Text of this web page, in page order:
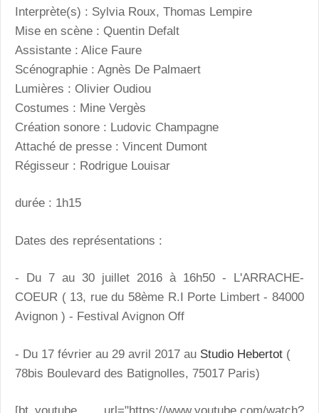
Interprète(s) : Sylvia Roux, Thomas Lempire
Mise en scène : Quentin Defalt
Assistante : Alice Faure
Scénographie : Agnès De Palmaert
Lumières : Olivier Oudiou
Costumes : Mine Vergès
Création sonore : Ludovic Champagne
Attaché de presse : Vincent Dumont
Régisseur : Rodrigue Louisar
durée : 1h15
Dates des représentations :
- Du 7 au 30 juillet 2016 à 16h50 - L'ARRACHE-
COEUR ( 13, rue du 58ème R.I Porte Limbert - 84000
Avignon ) - Festival Avignon Off
- Du 17 février au 29 avril 2017 au Studio Hebertot (
78bis Boulevard des Batignolles, 75017 Paris)